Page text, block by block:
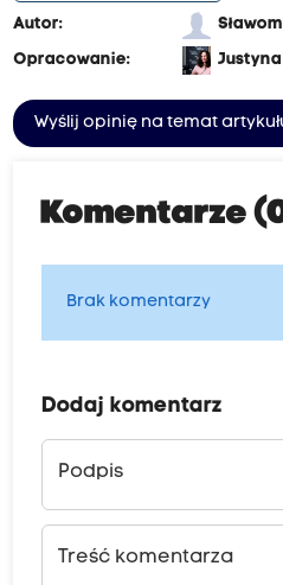
Autor:
Opracowanie:
Wyślij opinię na temat
Komentarze
Brak komentarzy
Dodaj komentarz
Podpis
Treść komentarza